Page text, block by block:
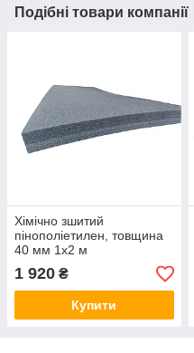
Подібні товари компанії
Хімічно зшитий
пінополіетилен, товщина
40 мм 1x2 м
1 920 ₴
Купити